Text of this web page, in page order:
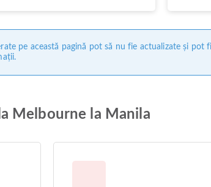
pe această pagină pot să nu fie actualizate și
Melbourne la Manila